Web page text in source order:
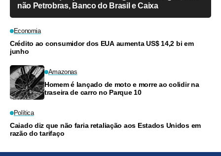
não Petrobras, Banco do Brasil e Caixa
Economia
Crédito ao consumidor dos EUA aumenta US$ 14,2 bi em
junho
Amazonas
Homem é lançado de moto e morre ao colidir na
traseira de carro no Parque 10
Política
Caiado diz que não faria retaliação aos Estados Unidos em
razão do tarifaço